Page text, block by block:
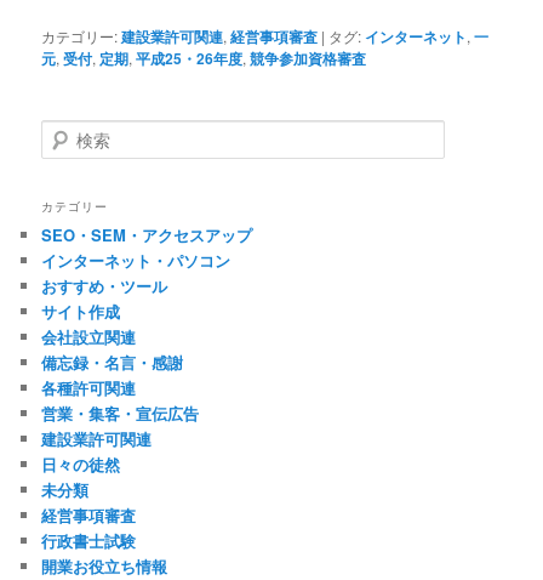
カテゴリー:建設業許可関連,経営事項審査 | タグ: インターネット,一
元,受付, 定期,平成25・26年度,競争参加資格審査
検
索
カテゴリー
SEO・SEM・アクセスアップ
インターネット・パソコン
おすすめ・ツール
サイト作成
会社設立関連
備忘録・名言・感謝
各種許可関連
営業・集客・宣伝広告
建設業許可関連
日々の徒然
未分類
経営事項審査
行政書士試験
開業お役立ち情報